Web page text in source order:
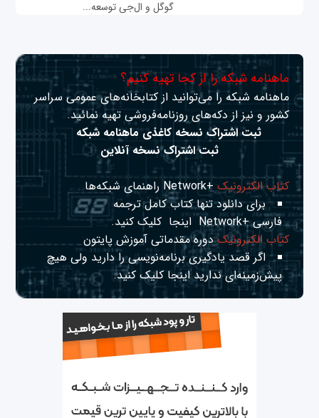
گوگل و ال‌جی توسعه...
ماهنامه شبکه را از کجا تهیه کنیم؟
ماهنامه شبکه را می‌توانید از کتابخانه‌های عمومی سراسر
کشور و نیز از دکه‌های روزنامه‌فروشی تهیه نمائید.
ثبت اشتراک نسخه کاغذی ماهنامه شبکه
ثبت اشتراک نسخه آنلاین
کتاب الکترونیک+Network راهنمای شبکه‌ها
برای دانلود تنها کتاب کامل ترجمه
فارسی +Network
اینجا کلیک کنید.
کتاب الکترونیکدوره مقدماتی آموزش پایتون
اگر قصد یادگیری برنامه‌نویسی را دارید ولی هیچ
پیش‌زمینه‌ای نداریداینجا کلیک کنید.